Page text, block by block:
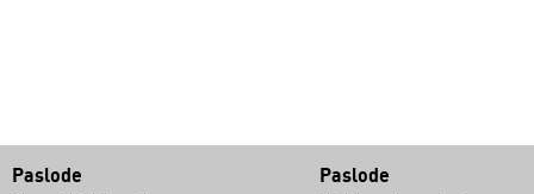
Paslode Paslode